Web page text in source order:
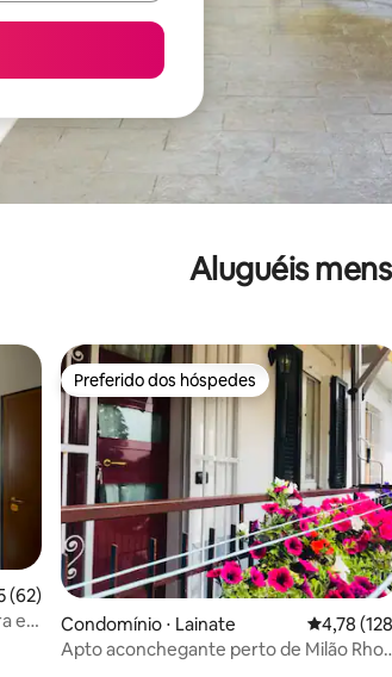
Aluguéis
uma avaliação média de 5, 62 avaliações
(62)
e
Preferido dos hóspedes
Preferido dos hóspedes
Condomínio ⋅ Lainate 4,78 de
4,78
Apto aconchegante perto de Milão Rho